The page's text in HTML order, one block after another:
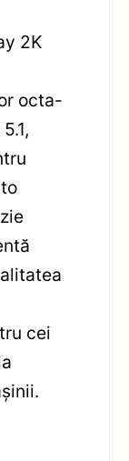
2K
octa-
cei